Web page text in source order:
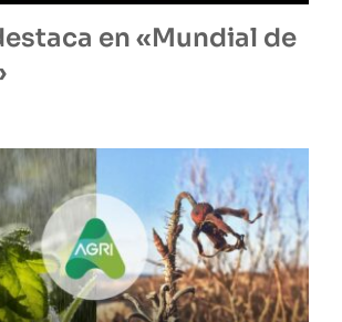
en «Mundial de